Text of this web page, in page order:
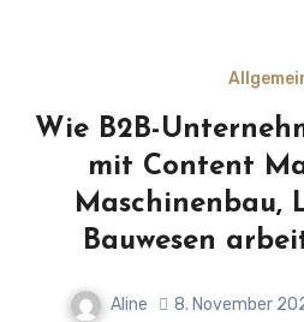
Wie B2B-
mit Content
Maschinenbau,
Bauwesen
Aline 8. November